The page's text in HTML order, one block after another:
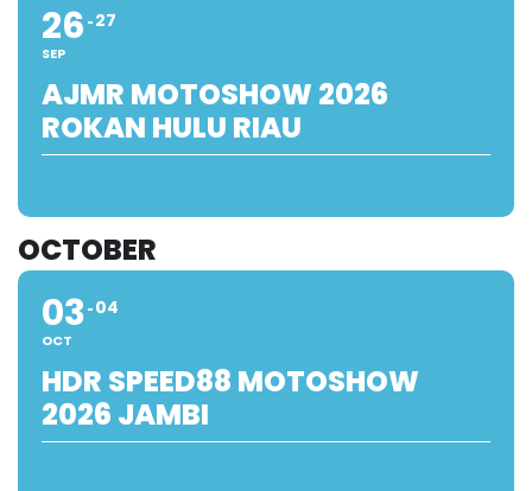
26
SEP
27
AJMR MOTOSHOW 2026
ROKAN HULU RIAU
OCTOBER
03
OCT
04
HDR SPEED88 MOTOSHOW
2026 JAMBI